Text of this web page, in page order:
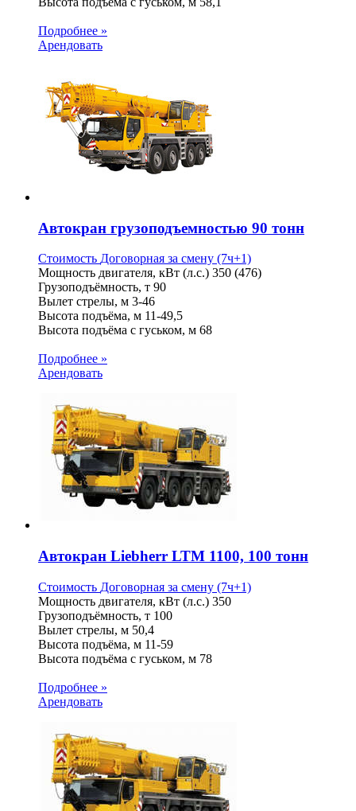
Подробнее »
Арендовать
Автокран грузоподъемностью 90 тонн
Стоимость Договорная за смену (7ч+1)
Мощность двигателя, кВт (л.с.) 350 (476)
Грузоподъёмность, т 90
Вылет стрелы, м 3-46
Высота подъёма, м 11-49,5
Высота подъёма с гуськом, м 68
Подробнее »
Арендовать
Автокран Liebherr LTM 1100, 100 тонн
Стоимость Договорная за смену (7ч+1)
Мощность двигателя, кВт (л.с.) 350
Грузоподъёмность, т 100
Вылет стрелы, м 50,4
Высота подъёма, м 11-59
Высота подъёма с гуськом, м 78
Подробнее »
Арендовать